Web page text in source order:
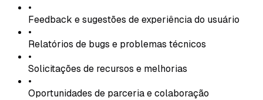
•
Feedback e sugestões de experiência do usuário
•
Relatórios de bugs e problemas técnicos
•
Solicitações de recursos e melhorias
•
Oportunidades de parceria e colaboração